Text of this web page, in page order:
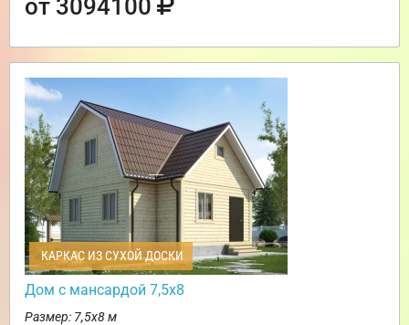
от 3094100
КАРКАС ИЗ СУХОЙ ДОСКИ
Дом с мансардой 7,5х8
Размер: 7,5х8 м